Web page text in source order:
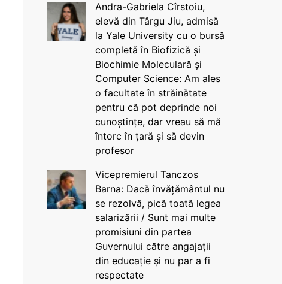
Andra-Gabriela Cîrstoiu,
elevă din Târgu Jiu, admisă
la Yale University cu o bursă
completă în Biofizică și
Biochimie Moleculară și
Computer Science: Am ales
o facultate în străinătate
pentru că pot deprinde noi
cunoștințe, dar vreau să mă
întorc în țară și să devin
profesor
Vicepremierul Tanczos
Barna: Dacă învățământul nu
se rezolvă, pică toată legea
salarizării / Sunt mai multe
promisiuni din partea
Guvernului către angajații
din educație și nu par a fi
respectate